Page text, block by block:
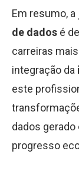
Em resumo,
de dados é
carreiras
integração da
este
dados
progresso